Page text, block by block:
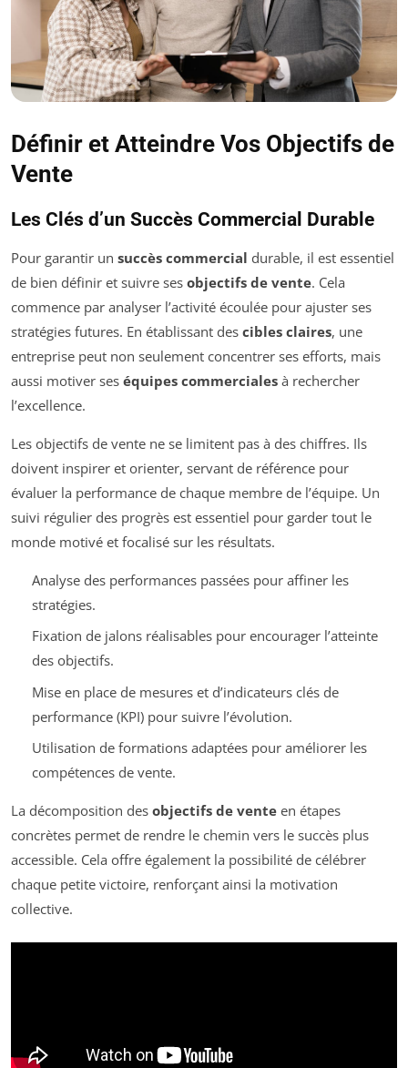
Définir et Atteindre Vos Objectifs de
Vente
Les Clés d’un Succès Commercial Durable
Pour garantir un succès commercial durable, il est essentiel
de bien définir et suivre ses objectifs de vente. Cela
commence par analyser l’activité écoulée pour ajuster ses
stratégies futures. En établissant des cibles claires, une
entreprise peut non seulement concentrer ses efforts, mais
aussi motiver ses équipes commerciales à rechercher
l’excellence.
Les objectifs de vente ne se limitent pas à des chiffres. Ils
doivent inspirer et orienter, servant de référence pour
évaluer la performance de chaque membre de l’équipe. Un
suivi régulier des progrès est essentiel pour garder tout le
monde motivé et focalisé sur les résultats.
Analyse des performances passées pour affiner les
stratégies.
Fixation de jalons réalisables pour encourager l’atteinte
des objectifs.
Mise en place de mesures et d’indicateurs clés de
performance (KPI) pour suivre l’évolution.
Utilisation de formations adaptées pour améliorer les
compétences de vente.
La décomposition des objectifs de vente en étapes
concrètes permet de rendre le chemin vers le succès plus
accessible. Cela offre également la possibilité de célébrer
chaque petite victoire, renforçant ainsi la motivation
collective.